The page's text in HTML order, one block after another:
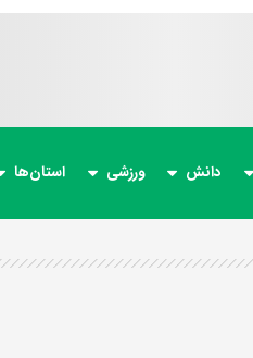
دانش ورزشی استان‌ها